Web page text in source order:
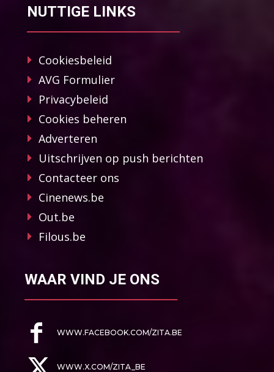
NUTTIGE LINKS
Cookiesbeleid
AVG Formulier
Privacybeleid
Cookies beheren
Adverteren
Uitschrijven op push berichten
Contacteer ons
Cinenews.be
Out.be
Filous.be
WAAR VIND JE ONS
WWW.FACEBOOK.COM/ZITA.BE
WWW.X.COM/ZITA_BE